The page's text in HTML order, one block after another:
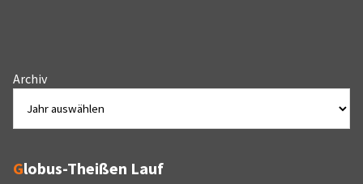
Archiv
Globus-Theißen Lauf